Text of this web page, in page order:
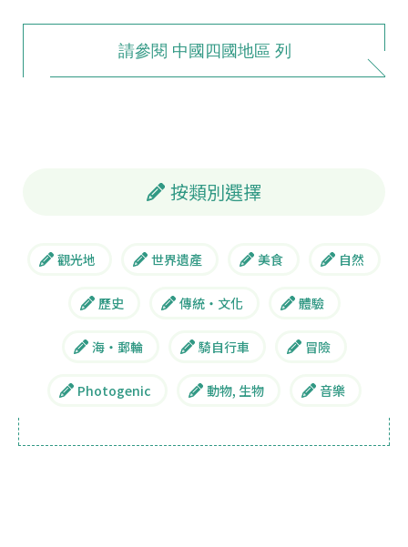
請參閱 中國四國地區 列
按類別選擇
觀光地 世界遺產 美食 自然
歷史 傳統・文化 體驗
海・郵輪 騎自行車 冒險
Photogenic 動物, 生物 音樂